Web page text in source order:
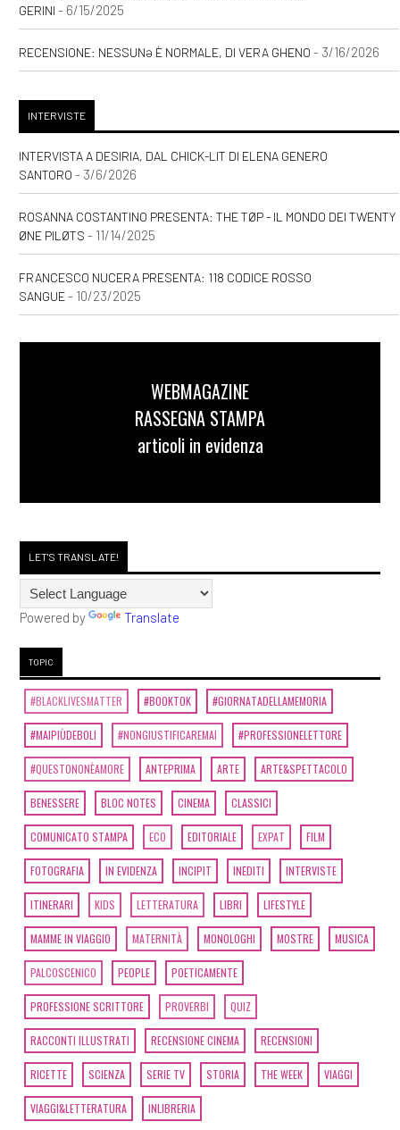
GERINI - 6/15/2025
RECENSIONE: NESSUNƏ È NORMALE, DI VERA GHENO - 3/16/2026
INTERVISTE
INTERVISTA A DESIRIA, DAL CHICK-LIT DI ELENA GENERO
SANTORO - 3/6/2026
ROSANNA COSTANTINO PRESENTA: THE TØP - IL MONDO DEI TWENTY
ØNE PILØTS - 11/14/2025
FRANCESCO NUCERA PRESENTA: 118 CODICE ROSSO
SANGUE- 10/23/2025
WEBMAGAZINE
RASSEGNA STAMPA
articoli in evidenza
LET'S TRANSLATE!
Powered by Translate
TOPIC
#BLACKLIVESMATTER #BOOKTOK #GIORNATADELLAMEMORIA
#MAIPIÙDEBOLI #NONGIUSTIFICAREMAI #PROFESSIONELETTORE
#QUESTONONÈAMORE ANTEPRIMA ARTE ARTE&SPETTACOLO
BENESSERE BLOC NOTES CINEMA CLASSICI
COMUNICATO STAMPA ECO EDITORIALE EXPAT FILM
FOTOGRAFIA IN EVIDENZA INCIPIT INEDITI INTERVISTE
ITINERARI KIDS LETTERATURA LIBRI LIFESTYLE
MAMME IN VIAGGIO MATERNITÀ MONOLOGHI MOSTRE MUSICA
PALCOSCENICO PEOPLE POETICAMENTE
PROFESSIONE SCRITTORE PROVERBI QUIZ
RACCONTI ILLUSTRATI RECENSIONE CINEMA RECENSIONI
RICETTE SCIENZA SERIE TV STORIA THE WEEK VIAGGI
VIAGGI&LETTERATURA INLIBRERIA